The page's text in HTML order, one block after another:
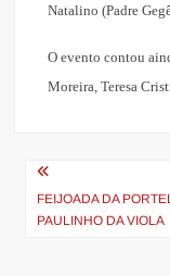
Natalino (Padre
O evento contou
Moreira, Teresa
Navegação
de
FEIJOADA DA
PAULINHO DA VIOLA